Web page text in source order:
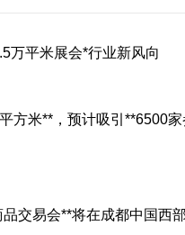
万平米展会*行业新风向
方米**，预计吸引**6500
交易会**将在成都中国西